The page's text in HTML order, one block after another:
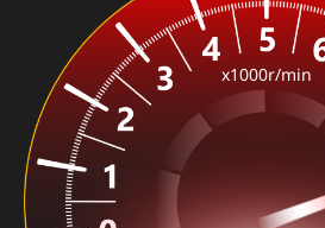
x1000r/min